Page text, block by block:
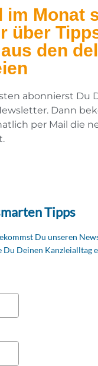
im Monat
über
den
abonnierst Du
Dann
per Mail die
Tipps
Du unseren
Du Deinen Kanzleialltag